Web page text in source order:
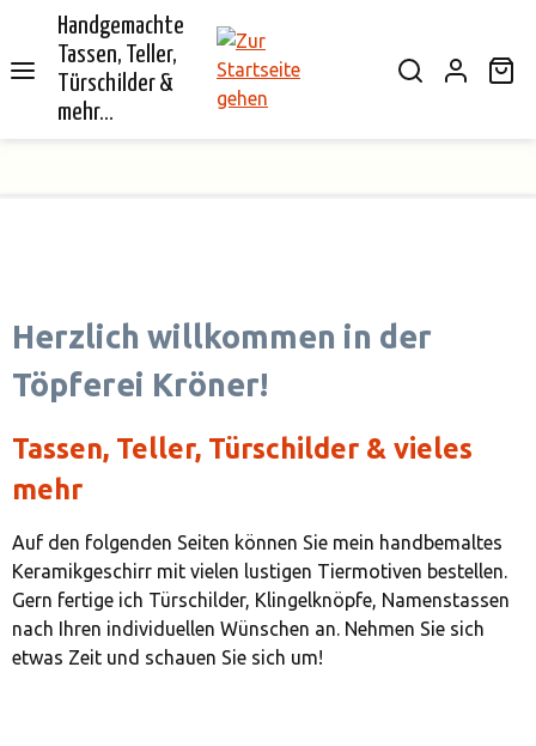
springen
Handgemachte
Tassen, Teller,
Türschilder &
mehr...
Herzlich willkommen in der
Töpferei Kröner!
Tassen, Teller, Türschilder & vieles
mehr
Auf den folgenden Seiten können Sie mein handbemaltes
Keramikgeschirr mit vielen lustigen Tiermotiven bestellen.
Gern fertige ich Türschilder, Klingelknöpfe, Namenstassen
nach Ihren individuellen Wünschen an. Nehmen Sie sich
etwas Zeit und schauen Sie sich um!